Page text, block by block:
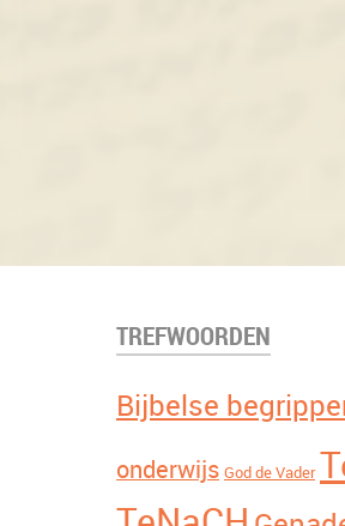
TREFWOORDEN
Bijbelse
onderwijs God de Vader